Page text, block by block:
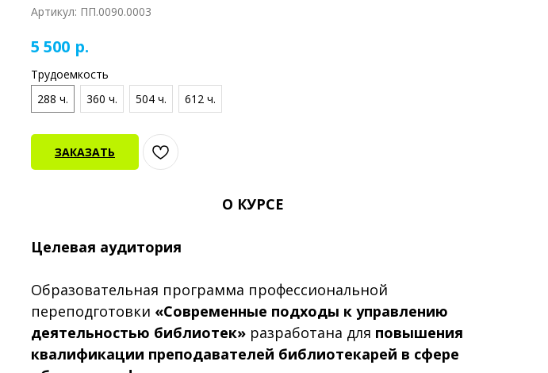
Артикул: ПП.0090.0003
5 500 р.
Трудоемкость
288 ч.
360 ч. 504 ч. 612 ч.
ЗАКАЗАТЬ
О КУРСЕ
Целевая аудитория
Образовательная программа профессиональной
переподготовки «Современные подходы к управлению
деятельностью библиотек» разработана для повышения
квалификации преподавателей библиотекарей в сфере